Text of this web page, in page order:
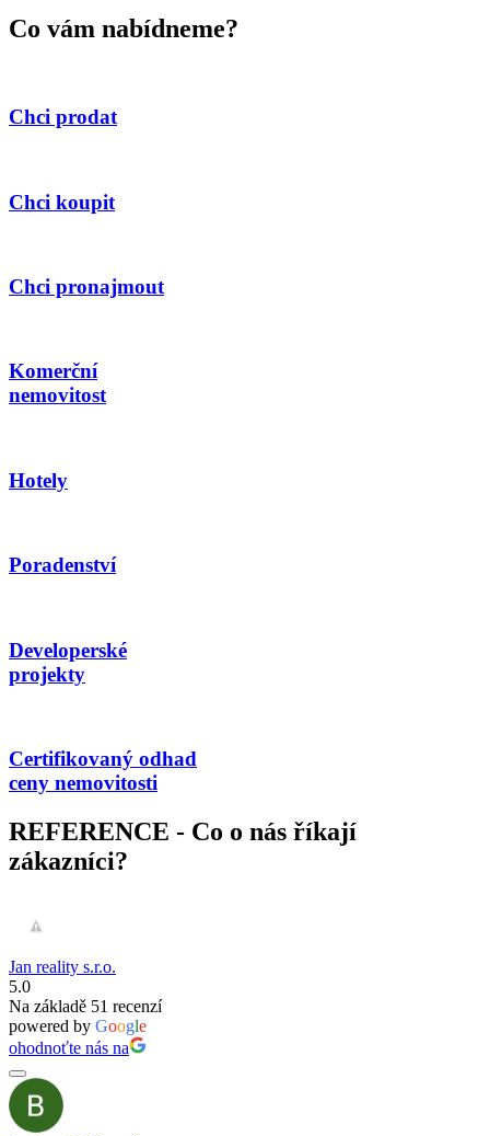
Co vám nabídneme?
Chci prodat
Chci koupit
Chci pronajmout
Komerční
nemovitost
Hotely
Poradenství
Developerské
projekty
Certifikovaný odhad
ceny nemovitosti
REFERENCE - Co o nás říkají
zákazníci?
Jan reality s.r.o.
5.0
Na základě 51 recenzí
powered by Google
ohodnoťte nás na